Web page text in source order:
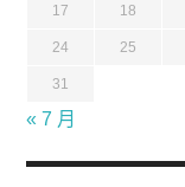
17 18
24 25
31
« 7 月